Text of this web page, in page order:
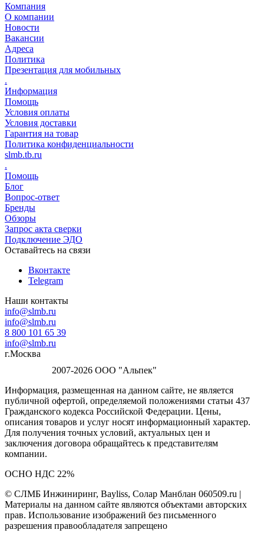
Компания
О компании
Новости
Вакансии
Адреса
Политика
Презентация для мобильных
.
Информация
Помощь
Условия оплаты
Условия доставки
Гарантия на товар
Политика конфиденциальности
slmb.tb.ru
.
Помощь
Блог
Вопрос-ответ
Бренды
Обзоры
Запрос акта сверки
Подключение ЭДО
Оставайтесь на связи
Вконтакте
Telegram
Наши контакты
info@slmb.ru
info@slmb.ru
8 800 101 65 39
info@slmb.ru
г.Москва
2007-2026 ООО "Альпек"
Информация, размещенная на данном сайте, не является
публичной офертой, определяемой положениями статьи 437
Гражданского кодекса Российской Федерации. Цены,
описания товаров и услуг носят информационный характер.
Для получения точных условий, актуальных цен и
заключения договора обращайтесь к представителям
компании.
ОСНО НДС 22%
© СЛМБ Инжиниринг, Bayliss, Солар Манблан 060509.ru |
Материалы на данном сайте являются объектами авторских
прав. Использование изображений без письменного
разрешения правообладателя запрещено